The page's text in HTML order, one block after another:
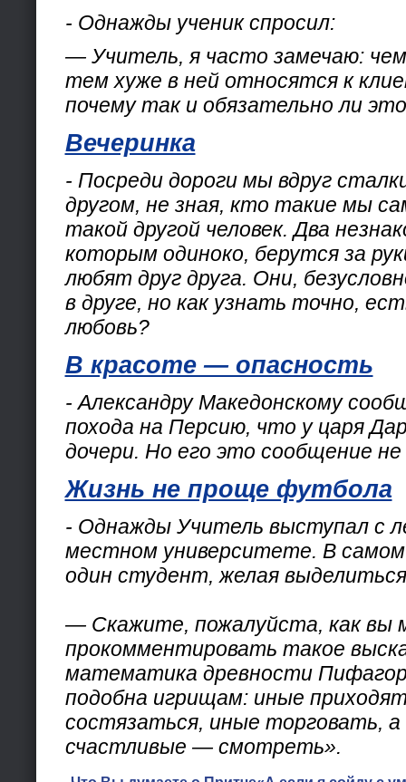
- Однажды ученик спросил:
— Учитель, я часто замечаю:
тем хуже в ней относятся к
почему так и обязательно ли
Вечеринка
- Посреди дороги мы вдруг
другом, не зная, кто такие мы
такой другой человек. Два
которым одиноко, берутся за
любят друг друга. Они,
в друге, но как узнать точно,
любовь?
В красоте — опасность
- Александру Македонскому
похода на Персию, что у царя
дочери. Но его это сообщение не
Жизнь не проще футбола
- Однажды Учитель выступал с
местном университете. В самом
один студент, желая
— Скажите, пожалуйста, как вы
прокомментировать такое
математика древности
подобна игрищам: иные
состязаться, иные торговать,
счастливые — смотреть».